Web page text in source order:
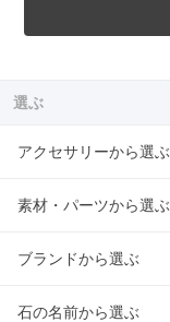
選ぶ
アクセサリーから選ぶ
素材・パーツから選ぶ
ブランドから選ぶ
石の名前から選ぶ